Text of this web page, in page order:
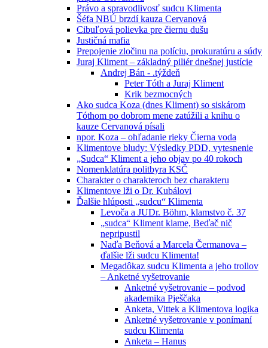
Právo a spravodlivosť sudcu Klimenta
Šéfa NBÚ brzdí kauza Cervanová
Cibuľová polievka pre čiernu dušu
Justičná mafia
Prepojenie zločinu na políciu, prokuratúru a súdy
Juraj Kliment – základný piliér dnešnej justície
Andrej Bán - .týždeň
Peter Tóth a Juraj Kliment
Krik bezmocných
Ako sudca Koza (dnes Kliment) so siskárom
Tóthom po dobrom mene zatúžili a knihu o
kauze Cervanová písali
npor. Koza – ohľadanie rieky Čierna voda
Klimentove bludy: Výsledky PDD, vytesnenie
„Sudca“ Kliment a jeho objav po 40 rokoch
Nomenklatúra politbyra KSČ
Charakter o charakteroch bez charakteru
Klimentove lži o Dr. Kubálovi
Ďalšie hlúposti „sudcu“ Klimenta
Levoča a JUDr. Böhm, klamstvo č. 37
„sudca“ Kliment klame, Beďač nič
nepripustil
Naďa Beňová a Marcela Čermanova –
ďalšie lži sudcu Klimenta!
Megadôkaz sudcu Klimenta a jeho trollov
– Anketné vyšetrovanie
Anketné vyšetrovanie – podvod
akademika Pješčaka
Anketa, Vittek a Klimentova logika
Anketné vyšetrovanie v ponímaní
sudcu Klimenta
Anketa – Hanus